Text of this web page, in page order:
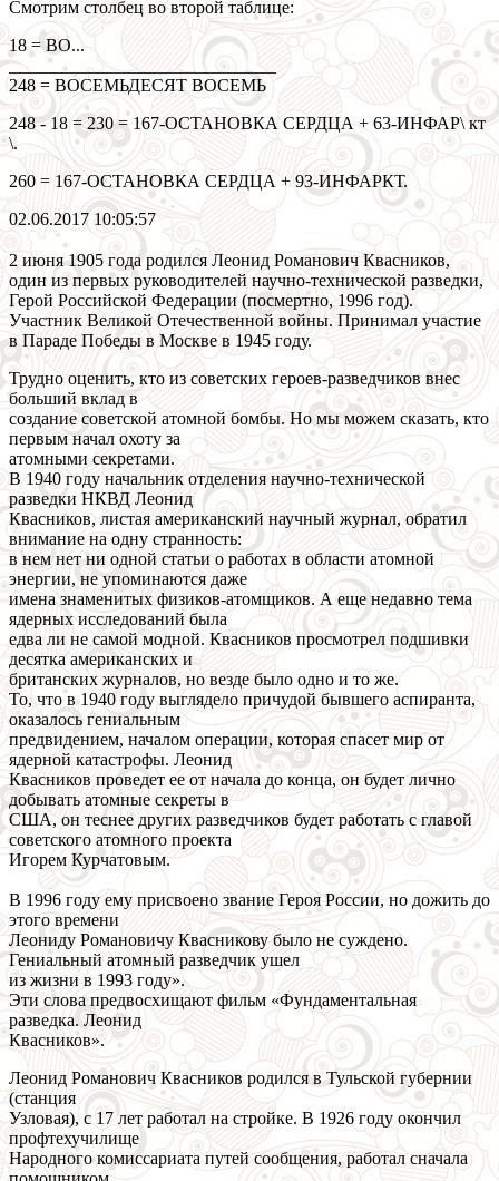
Смотрим столбец во второй таблице:
18 = ВО...
______________________________
248 = ВОСЕМЬДЕСЯТ ВОСЕМЬ
248 - 18 = 230 = 167-ОСТАНОВКА СЕРДЦА + 63-ИНФАР\ кт
\.
260 = 167-ОСТАНОВКА СЕРДЦА + 93-ИНФАРКТ.
02.06.2017 10:05:57
2 июня 1905 года родился Леонид Романович Квасников,
один из первых руководителей научно-технической разведки,
Герой Российской Федерации (посмертно, 1996 год).
Участник Великой Отечественной войны. Принимал участие
в Параде Победы в Москве в 1945 году.
Трудно оценить, кто из советских героев-разведчиков внес
больший вклад в
создание советской атомной бомбы. Но мы можем сказать, кто
первым начал охоту за
атомными секретами.
В 1940 году начальник отделения научно-технической
разведки НКВД Леонид
Квасников, листая американский научный журнал, обратил
внимание на одну странность:
в нем нет ни одной статьи о работах в области атомной
энергии, не упоминаются даже
имена знаменитых физиков-атомщиков. А еще недавно тема
ядерных исследований была
едва ли не самой модной. Квасников просмотрел подшивки
десятка американских и
британских журналов, но везде было одно и то же.
То, что в 1940 году выглядело причудой бывшего аспиранта,
оказалось гениальным
предвидением, началом операции, которая спасет мир от
ядерной катастрофы. Леонид
Квасников проведет ее от начала до конца, он будет лично
добывать атомные секреты в
США, он теснее других разведчиков будет работать с главой
советского атомного проекта
Игорем Курчатовым.
В 1996 году ему присвоено звание Героя России, но дожить до
этого времени
Леониду Романовичу Квасникову было не суждено.
Гениальный атомный разведчик ушел
из жизни в 1993 году».
Эти слова предвосхищают фильм «Фундаментальная
разведка. Леонид
Квасников».
Леонид Романович Квасников родился в Тульской губернии
(станция
Узловая), с 17 лет работал на стройке. В 1926 году окончил
профтехучилище
Народного комиссариата путей сообщения, работал сначала